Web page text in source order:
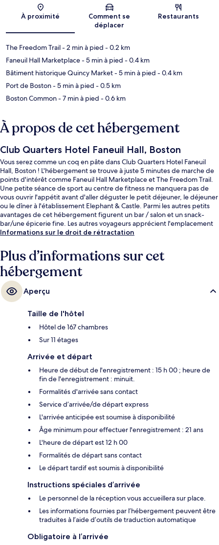
Carte
À proximité
Comment se
déplacer
Restaurants
The Freedom Trail- 2 min à pied - 0.2 km
Faneuil Hall Marketplace- 5 min à pied - 0.4 km
Bâtiment historique Quincy Market- 5 min à pied - 0.4 km
Port de Boston- 5 min à pied - 0.5 km
Boston Common- 7 min à pied - 0.6 km
À propos de cet hébergement
Club Quarters Hotel Faneuil Hall, Boston
Vous serez comme un coq en pâte dans Club Quarters Hotel Faneuil
Hall, Boston ! L'hébergement se trouve à juste 5 minutes de marche de
points d'intérêt comme Faneuil Hall Marketplace et The Freedom Trail.
Une petite séance de sport au centre de fitness ne manquera pas de
vous ouvrir l'appétit avant d'aller déguster le petit déjeuner, le déjeuner
ou le dîner à l'établissement Elephant & Castle. Parmi les autres petits
avantages de cet hébergement figurent un bar / salon et un snack-
bar/une épicerie fine. Les autres voyageurs apprécient l'emplacement
central pour les visites touristiques, mais aussi pour la courte distance
situe à 4 min à pied et Station de métro Downtown Crossing, à 5 min de
marche.
Informations sur le droit de rétractation
Plus d’informations sur cet
hébergement
Aperçu
Taille de l'hôtel
Hôtel de 167 chambres
Sur 11 étages
Arrivée et départ
Heure de début de l'enregistrement : 15 h 00 ; heure de
fin de l'enregistrement : minuit.
Formalités d'arrivée sans contact
Service d’arrivée/de départ express
L'arrivée anticipée est soumise à disponibilité
Âge minimum pour effectuer l'enregistrement : 21 ans
L'heure de départ est 12 h 00
Formalités de départ sans contact
Le départ tardif est soumis à disponibilité
Instructions spéciales d’arrivée
Le personnel de la réception vous accueillera sur place.
Les informations fournies par l’hébergement peuvent être
traduites à l’aide d’outils de traduction automatique
Obligatoire à l’arrivée